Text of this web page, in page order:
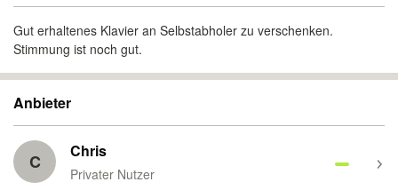
Gut erhaltenes Klavier an Selbstabholer zu verschenken.
Stimmung ist noch gut.
Anbieter
C Chris
Privater Nutzer